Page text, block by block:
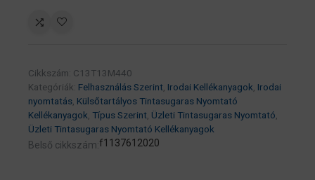
patron
C13T13M440
Workforce
Pro
EM-
C8101RDWF
Cikkszám: C13T13M440
Kategóriák: Felhasználás Szerint Irodai Kellékanyagok Irodai
nyomtatás Külsőtartályos Tintasugaras Nyomtató
Kellékanyagok Típus Szerint Üzleti Tintasugaras Nyomtató
Üzleti Tintasugaras Nyomtató Kellékanyagok
Belső cikkszám:f1137612020